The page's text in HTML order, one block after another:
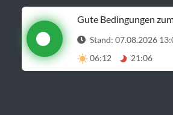
Gute Bedingungen
Stand: 07.08.2026
06:12
21:06
Details anzeigen